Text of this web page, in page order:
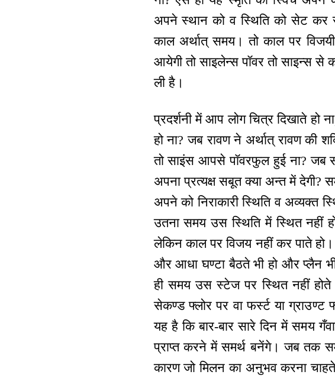
अपने स्थान को व स्थिति को सेट कर
काल अर्थात् समय। तो काल पर
आयेगी तो साइलेन्स पॉवर तो साइन्स से
ली है।
प्रदर्शनी में आप लोग चित्र दिखाते हो
हो ना? जब रावण ने अर्थात् रावण की
तो साइंस आपसे पॉवरफुल हुई ना? जब
अपना प्रत्यक्ष सबूत क्या अन्त में
अपने को निराकारी स्थिति व अव्यक्त
उतना समय उस स्थिति में स्थित नहीं
लेकिन काल पर विजय नहीं कर पाते
और आधा घण्टा बैठते भी हो और प्लैन
ही समय उस स्टेज पर स्थित नहीं
सेकण्ड फ्लोर पर वा फर्स्ट या
यह है कि बार-बार सारे दिन में समय
प्राप्त करने में समर्थ बनेंगे। जब तक
कारण जो मिलन का अनुभव करना चाहते